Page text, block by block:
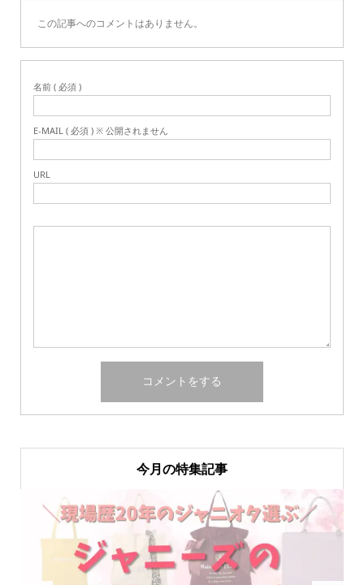
この記事へのコメントはありません。
名前 ( 必須 )
E-MAIL ( 必須 ) ※ 公開されません
URL
今月の特集記事